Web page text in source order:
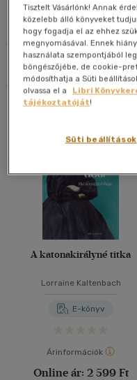
Művei
Szűrés
Cím szerint A-Z
Szerző szerint A-Z
Megjelenítés
20 db / oldal
A katonakirályné titka
Lorraine Kaltenbach
E-könyv
Árinformációk
Online ár: 2 599 Ft
Tisztelt Vásárlónk! Annak
közelebb álló könyveket
hogy fogadja el az ehhez
megnyomásával. Ennek
használata szempontjából
böngészőjébe, de cookie-
módosíthatja a Süti
olvassa el a
Libri
tájékoztatóját!
Süti beállítások